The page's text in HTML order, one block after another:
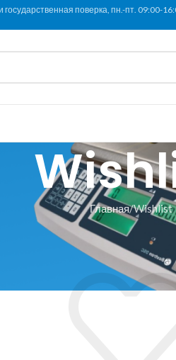
государственная поверка, пн.-пт. 09:00-
Главная Wishlist